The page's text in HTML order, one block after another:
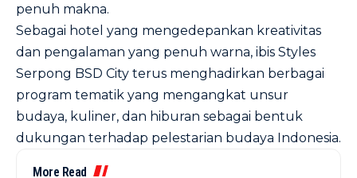
penuh makna.
Sebagai hotel yang mengedepankan kreativitas
dan pengalaman yang penuh warna, ibis Styles
Serpong BSD City terus menghadirkan berbagai
program tematik yang mengangkat unsur
budaya, kuliner, dan hiburan sebagai bentuk
dukungan terhadap pelestarian budaya Indonesia.
More Read